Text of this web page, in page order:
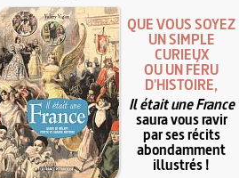
QUE VOUS SOYEZ
UN SIMPLE
CURIEUX
OU UN FÉRU
D'HISTOIRE,
Il était une France
saura vous ravir
par ses récits
abondamment
illustrés !